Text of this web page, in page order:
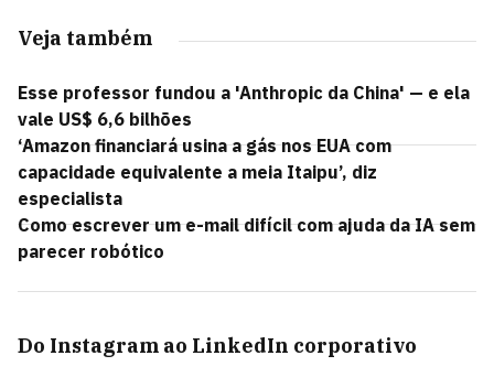
Veja também
Esse professor fundou a 'Anthropic da China' — e ela
vale US$ 6,6 bilhões
‘Amazon financiará usina a gás nos EUA com
capacidade equivalente a meia Itaipu’, diz
especialista
Como escrever um e-mail difícil com ajuda da IA sem
parecer robótico
Do Instagram ao LinkedIn corporativo